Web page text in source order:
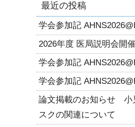
最近の投稿
学会参加記
2026年度 医局説明会開
学会参加記
学会参加記
論文掲載のお知らせ 小
スクの関連について